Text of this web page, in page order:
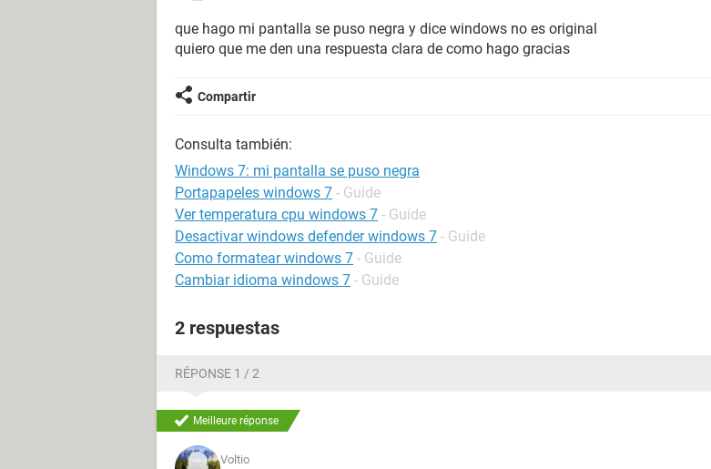
que hago mi pantalla se puso negra y dice windows no es original
quiero que me den una respuesta clara de como hago gracias
Compartir
Consulta también:
Windows 7: mi pantalla se puso negra
Portapapeles windows 7 - Guide
Ver temperatura cpu windows 7 - Guide
Desactivar windows defender windows 7 - Guide
Como formatear windows 7 - Guide
Cambiar idioma windows 7 - Guide
2 respuestas
RÉPONSE 1 / 2
Meilleure réponse
Voltio